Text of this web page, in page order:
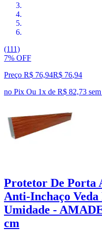
(111)
7% OFF
Preço R$ 76,94R$ 76,94
no Pix Ou 1x de R$ 82,73
Protetor De Porta
Anti-Inchaço
Umidade -
cm